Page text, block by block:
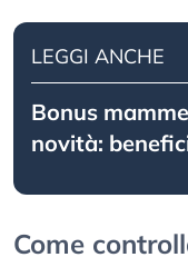
LEGGI ANCHE
Bonus
novità:
Come